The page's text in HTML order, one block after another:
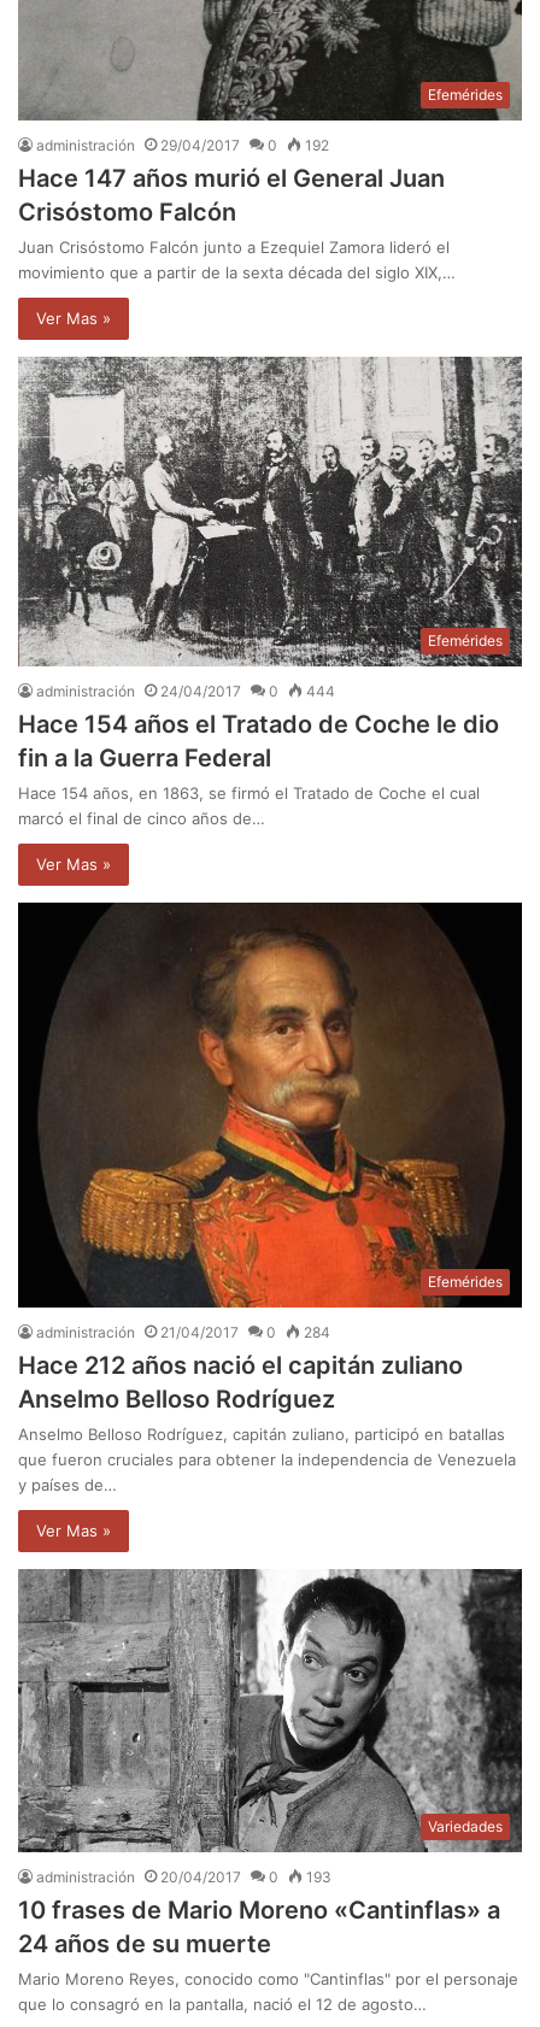
Efemérides
administración 29/04/2017 0 192
Hace 147 años murió el General Juan
Crisóstomo Falcón
Juan Crisóstomo Falcón junto a Ezequiel Zamora lideró el
movimiento que a partir de la sexta década del siglo XIX,…
Ver Mas »
Efemérides
administración 24/04/2017 0 444
Hace 154 años el Tratado de Coche le dio
fin a la Guerra Federal
Hace 154 años, en 1863, se firmó el Tratado de Coche el cual
marcó el final de cinco años de…
Ver Mas »
Efemérides
administración 21/04/2017 0 284
Hace 212 años nació el capitán zuliano
Anselmo Belloso Rodríguez
Anselmo Belloso Rodríguez, capitán zuliano, participó en batallas
que fueron cruciales para obtener la independencia de Venezuela
y países de…
Ver Mas »
Variedades
administración 20/04/2017 0 193
10 frases de Mario Moreno «Cantinflas» a
24 años de su muerte
Mario Moreno Reyes, conocido como "Cantinflas" por el personaje
que lo consagró en la pantalla, nació el 12 de agosto…